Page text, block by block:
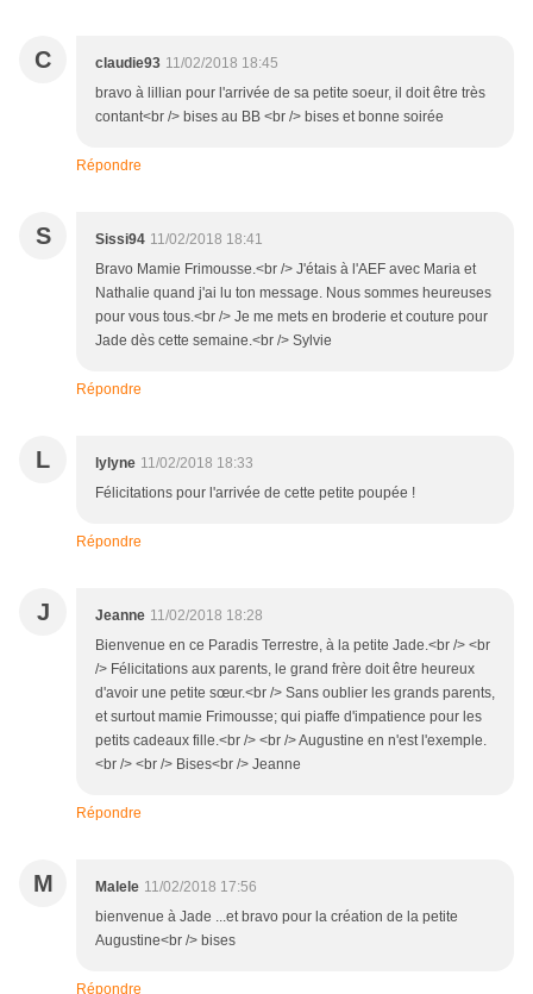
C claudie93 11/02/2018 18:45
bravo à lillian pour l'arrivée de sa petite soeur, il doit être très
contant<br /> bises au BB <br /> bises et bonne soirée
Répondre
S Sissi94 11/02/2018 18:41
Bravo Mamie Frimousse.<br /> J'étais à l'AEF avec Maria et
Nathalie quand j'ai lu ton message. Nous sommes heureuses
pour vous tous.<br /> Je me mets en broderie et couture pour
Jade dès cette semaine.<br /> Sylvie
Répondre
L lylyne 11/02/2018 18:33
Félicitations pour l'arrivée de cette petite poupée !
Répondre
J Jeanne 11/02/2018 18:28
Bienvenue en ce Paradis Terrestre, à la petite Jade.<br /> <br
/> Félicitations aux parents, le grand frère doit être heureux
d'avoir une petite sœur.<br /> Sans oublier les grands parents,
et surtout mamie Frimousse; qui piaffe d'impatience pour les
petits cadeaux fille.<br /> <br /> Augustine en n'est l'exemple.
<br /> <br /> Bises<br /> Jeanne
Répondre
M Malele 11/02/2018 17:56
bienvenue à Jade ...et bravo pour la création de la petite
Augustine<br /> bises
Répondre